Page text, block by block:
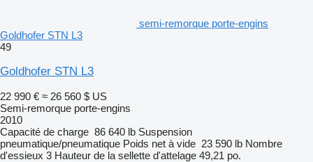
semi-remorque porte-engins
Goldhofer STN L3
49
Goldhofer STN L3
22 990 € ≈ 26 560 $ US
Semi-remorque porte-engins
2010
Capacité de charge 86 640 lb Suspension
pneumatique/pneumatique Poids net à vide 23 590 lb Nombre
d'essieux 3 Hauteur de la sellette d'attelage 49,21 po.